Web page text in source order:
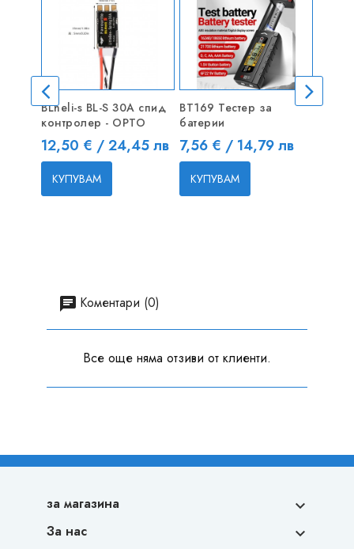
BLheli-s BL-S 30A спид
контролер - OPTO
Цена
12,50 € / 24,45 лв
КУПУВАМ
BT169 Тестер за
батерии
Цена
7,56 € / 14,79 лв
КУПУВАМ
Коментари (0)
Все още няма отзиви от клиенти.
за магазина 
За нас 